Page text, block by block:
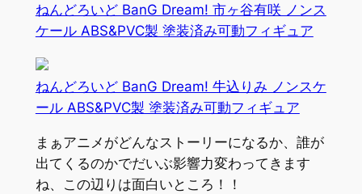
ねんどろいど BanG Dream! 市ヶ谷有咲 ノンス
ケール ABS&PVC製 塗装済み可動フィギュア
ねんどろいど BanG Dream! 牛込りみ ノンスケ
ール ABS&PVC製 塗装済み可動フィギュア
まぁアニメがどんなストーリーになるか、誰が
出てくるのかでだいぶ影響力変わってきます
ね、この辺りは面白いところ！！